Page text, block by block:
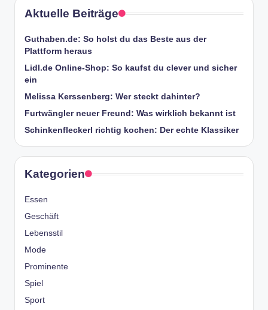
Aktuelle Beiträge
Guthaben.de: So holst du das Beste aus der
Plattform heraus
Lidl.de Online-Shop: So kaufst du clever und sicher
ein
Melissa Kerssenberg: Wer steckt dahinter?
Furtwängler neuer Freund: Was wirklich bekannt ist
Schinkenfleckerl richtig kochen: Der echte Klassiker
Kategorien
Essen
Geschäft
Lebensstil
Mode
Prominente
Spiel
Sport